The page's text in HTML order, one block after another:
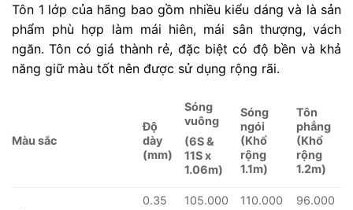
Tôn 1 lớp của hãng bao gồm nhiều kiểu dáng và là sản
phẩm phù hợp làm mái hiên, mái sân thượng, vách
ngăn. Tôn có giá thành rẻ, đặc biệt có độ bền và khả
năng giữ màu tốt nên được sử dụng rộng rãi.
Màu sắc
Độ
dày
(mm)
Sóng
vuông
(6S &
11S x
1.06m)
Sóng
ngói
(Khổ
rộng
1.1m)
Tôn
phẳng
(Khổ
rộng
1.2m)
0.35 105.000 110.000
96.000